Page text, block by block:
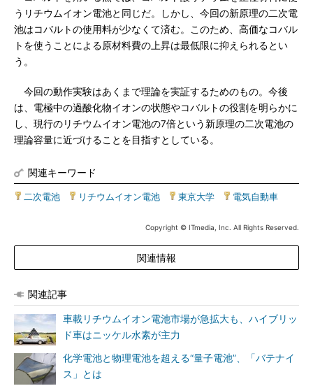
うリチウムイオン電池と同じだ。しかし、今回の新原理の二次電
池はコバルトの使用料が少なくて済む。このため、高価なコバル
トを使うことによる原材料費の上昇は最低限に抑えられるとい
う。
今回の動作実験はあくまで理論を実証するためのもの。今後
は、電極中の過酸化物イオンの状態やコバルトの役割を明らかに
し、現行のリチウムイオン電池の7倍という新原理の二次電池の
理論容量に近づけることを目指すとしている。
関連キーワード
二次電池 リチウムイオン電池 東京大学 電気自動車
Copyright © ITmedia, Inc. All Rights Reserved.
関連情報
関連記事
車載リチウムイオン電池市場が急拡大も、ハイブリッ
ド車はニッケル水素が主力
化学電池と物理電池を超える“量子電池”、「バテナイ
ス」とは